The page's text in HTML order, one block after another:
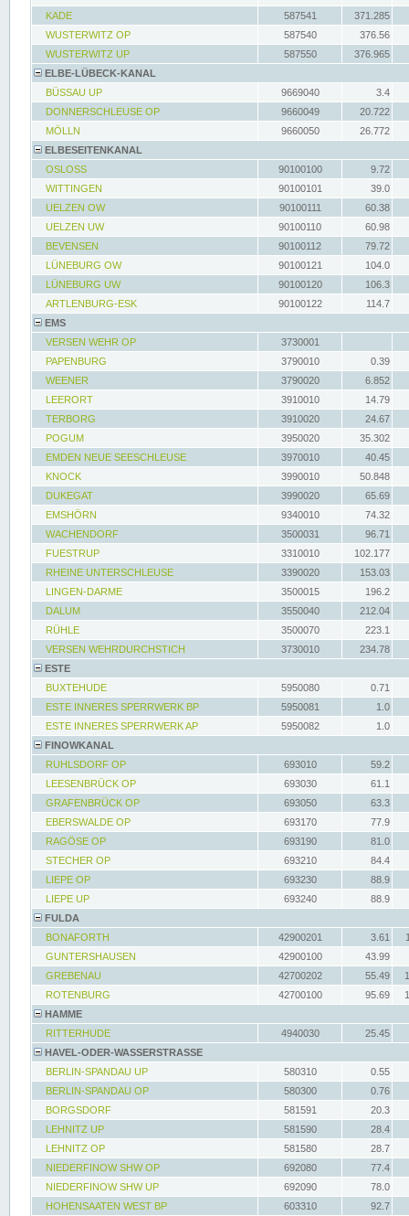
KADE
587541
371.285
WUSTERWITZ OP
587540
376.56
WUSTERWITZ UP
587550
376.965
ELBE-LÜBECK-KANAL
BÜSSAU UP
9669040
3.4
DONNERSCHLEUSE OP
9660049
20.722
MÖLLN
9660050
26.772
ELBESEITENKANAL
OSLOSS
90100100
9.72
WITTINGEN
90100101
39.0
UELZEN OW
90100111
60.38
UELZEN UW
90100110
60.98
BEVENSEN
90100112
79.72
LÜNEBURG OW
90100121
104.0
LÜNEBURG UW
90100120
106.3
ARTLENBURG-ESK
90100122
114.7
EMS
VERSEN WEHR OP
3730001
PAPENBURG
3790010
0.39
WEENER
3790020
6.852
LEERORT
3910010
14.79
TERBORG
3910020
24.67
POGUM
3950020
35.302
EMDEN NEUE SEESCHLEUSE
3970010
40.45
KNOCK
3990010
50.848
DUKEGAT
3990020
65.69
EMSHÖRN
9340010
74.32
WACHENDORF
3500031
96.71
FUESTRUP
3310010
102.177
RHEINE UNTERSCHLEUSE
3390020
153.03
LINGEN-DARME
3500015
196.2
DALUM
3550040
212.04
RÜHLE
3500070
223.1
VERSEN WEHRDURCHSTICH
3730010
234.78
ESTE
BUXTEHUDE
5950080
0.71
ESTE INNERES SPERRWERK BP
5950081
1.0
ESTE INNERES SPERRWERK AP
5950082
1.0
FINOWKANAL
RUHLSDORF OP
693010
59.2
LEESENBRÜCK OP
693030
61.1
GRAFENBRÜCK OP
693050
63.3
EBERSWALDE OP
693170
77.9
RAGÖSE OP
693190
81.0
STECHER OP
693210
84.4
LIEPE OP
693230
88.9
LIEPE UP
693240
88.9
FULDA
BONAFORTH
42900201 3.61
GUNTERSHAUSEN
42900100
43.99
GREBENAU
42700202 55.49
ROTENBURG
42700100 95.69
HAMME
RITTERHUDE
4940030
25.45
HAVEL-ODER-WASSERSTRASSE
BERLIN-SPANDAU UP
580310
0.55
BERLIN-SPANDAU OP
580300
0.76
BORGSDORF
581591
20.3
LEHNITZ UP
581590
28.4
LEHNITZ OP
581580
28.7
NIEDERFINOW SHW OP
692080
77.4
NIEDERFINOW SHW UP
692090
78.0
HOHENSAATEN WEST BP
603310
92.7